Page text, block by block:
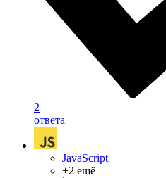
2
ответа
JavaScript
+2 ещё